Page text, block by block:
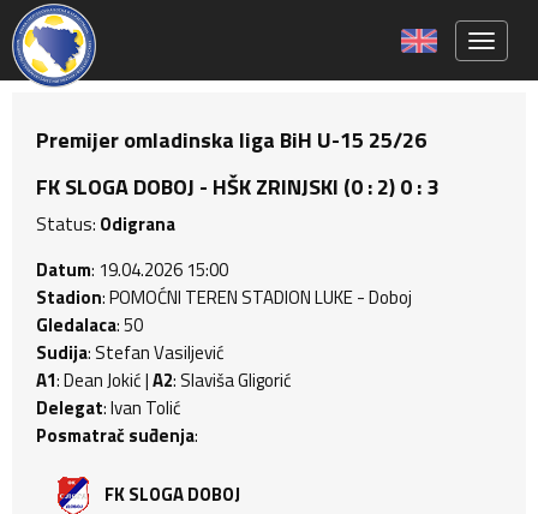
Premijer omladinska liga BiH U-15 25/26
FK SLOGA DOBOJ - HŠK ZRINJSKI (0 : 2) 0 : 3
Status: Odigrana
Datum: 19.04.2026 15:00
Stadion: POMOĆNI TEREN STADION LUKE - Doboj
Gledalaca: 50
Sudija: Stefan Vasiljević
A1: Dean Jokić |A2: Slaviša Gligorić
Delegat: Ivan Tolić
Posmatrač suđenja:
FK SLOGA DOBOJ